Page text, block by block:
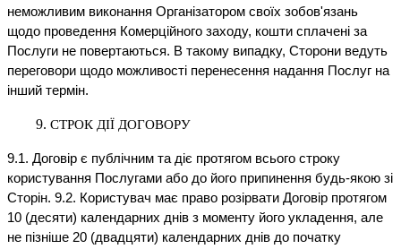
неможливим виконання Організатором своїх зобов'язань
щодо проведення Комерційного заходу, кошти сплачені за
Послуги не повертаються. В такому випадку, Сторони ведуть
переговори щодо можливості перенесення надання Послуг на
інший термін.
СТРОК ДІЇ ДОГОВОРУ
9.1. Договір є публічним та діє протягом всього строку
користування Послугами або до його припинення будь-якою зі
Сторін. 9.2. Користувач має право розірвати Договір протягом
10 (десяти) календарних днів з моменту його укладення, але
не пізніше 20 (двадцяти) календарних днів до початку